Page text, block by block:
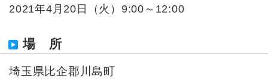
2021年4 月20日（火 ）9:00～12:00
場 所
埼玉県比企郡川島町